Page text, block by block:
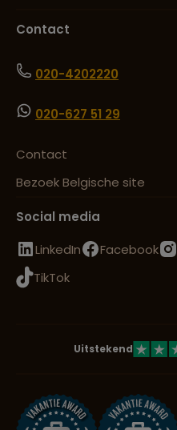
Contact
020-4202220
020-627 51 29
Contact
Bezoek Belgische site
Social media
LinkedIn
Facebook
TikTok
Uitstekend